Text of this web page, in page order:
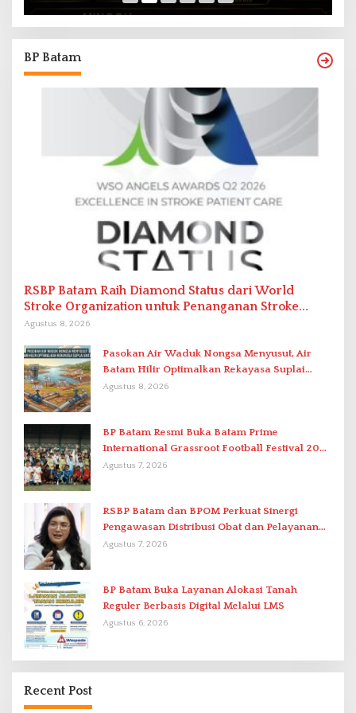
BP Batam
RSBP Batam Raih Diamond Status dari World
Stroke Organization untuk Penanganan Stroke
Berstandar Internasional
Agustus 8, 2026
Pasokan Air Waduk Nongsa Menyusut, Air
Batam Hilir Optimalkan Rekayasa Suplai
Antar-IPAM
Agustus 8, 2026
BP Batam Resmi Buka Batam Prime
International Grassroot Football Festival 2026
di Stadion Temenggung Abdul Jamal
Agustus 7, 2026
RSBP Batam dan BPOM Perkuat Sinergi
Pengawasan Distribusi Obat dan Pelayanan
Kefarmasian
Agustus 7, 2026
BP Batam Buka Layanan Alokasi Tanah
Reguler Berbasis Digital Melalui LMS
Agustus 6, 2026
Recent Post